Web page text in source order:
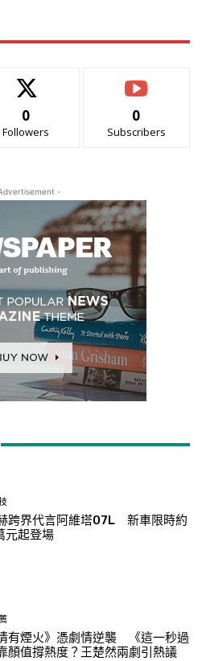
0
Followers
0
Subscribers
-
跨界代言阿維塔07L 新車限時約
元起登場
有煙火》憑劇情逆襲 《這一秒過
顏值撐熱度？王楚然兩劇引熱議